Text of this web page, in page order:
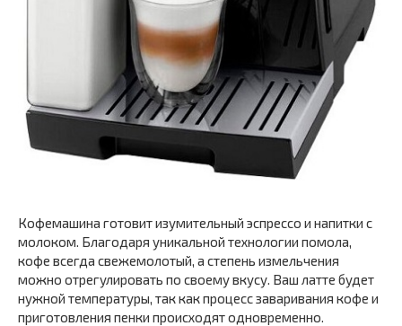
Кофемашина готовит изумительный эспрессо и напитки с
молоком. Благодаря уникальной технологии помола,
кофе всегда свежемолотый, а степень измельчения
можно отрегулировать по своему вкусу. Ваш латте будет
нужной температуры, так как процесс заваривания кофе и
приготовления пенки происходят одновременно.